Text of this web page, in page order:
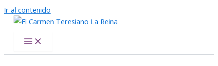
Ir al contenido